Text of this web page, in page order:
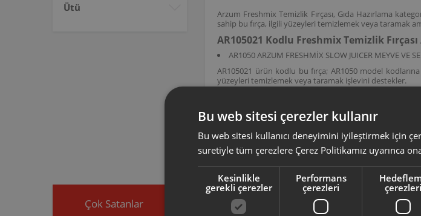
Ütü
Arzum Freshmix Temizlik Fırçası, Gıda Hazırlama
sahip bu fırça, ilgili yüzeyleri temizlemek veya taramak
AR105021 Kodlu Freshmix Temizlik
AR1050 ARZUM FRESHMİX SLOW JUICER MEYVE VE
AR105021 ürün kodlu bu fırça; AR1050 model
yüzeyleri temizlemek veya taramak işlevini destekler.
Arzum orijinal aksesuar ve sarf malzemeleri, ürününüzü
ürününüz için uyumlu olup olmadığını,ürün kodunuz
Ürününüz ile ilgili kullanım kılavuzu ve kullanım detayları
ekleyip, yedek parça ve garanti bilgilerine kolayca
Çok Satanlar İndirimdekiler
Bu web sitesi çerezler kullanır
Bu web sitesi kullanıcı deneyimini iyileştirmek için
suretiyle tüm çerezlere Çerez Politikamız uyarınca
Kesinlikle
gerekli çerezler
Performans
çerezleri
çerezleri